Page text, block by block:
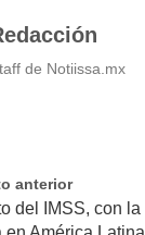
de Notiissa.mx
anterior
del IMSS, con la